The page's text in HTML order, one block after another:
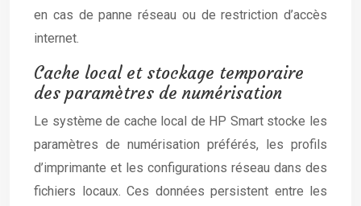
en cas de panne réseau ou de restriction d’accès
internet.
Cache local et stockage temporaire
des paramètres de numérisation
Le système de cache local de HP Smart stocke les
paramètres de numérisation préférés, les profils
d’imprimante et les configurations réseau dans des
fichiers locaux. Ces données persistent entre les